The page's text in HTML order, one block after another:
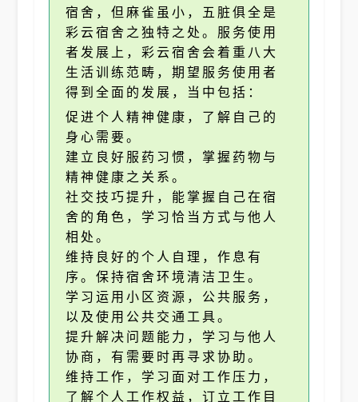
宿舍，但麻雀虽小，五脏俱全是
彩云宿舍之独特之处。服务使用
者发展上，彩云宿舍会着重八大
生活训练范畴，期望服务使用者
得到全面的发展，当中包括：
促进个人精神健康，了解自己的
身心需要。
建立良好服药习惯，掌握药物与
精神健康之关系。
社交技巧提升，能掌握自己在宿
舍的角色，学习恰当方式与他人
相处。
维持良好的个人自理，作息有
序。保持宿舍环境清洁卫生。
学习运用小区资源，公共服务，
以及使用公共交通工具。
提升解决问题能力，学习与他人
协商，有需要时再寻求协助。
维持工作，学习面对工作压力，
了解个人工作权益，订立工作目